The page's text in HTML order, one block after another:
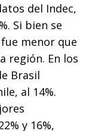
del Indec,
Si bien se
menor que
región. En los
Brasil
al 14%.
y 16%,